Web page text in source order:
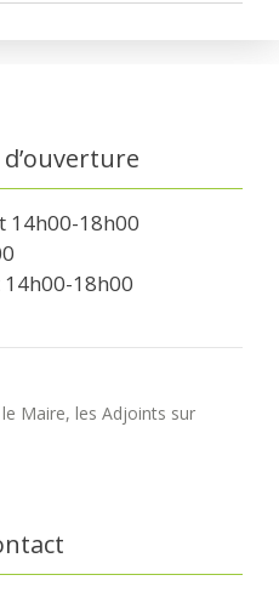
14h00-18h00
14h00-18h00
Maire, les Adjoints sur